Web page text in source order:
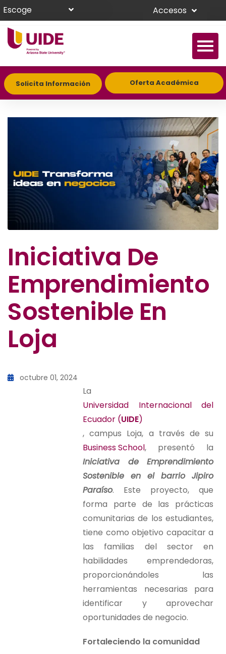
Escoge Accesos
Solicita Información Oferta Académica
Iniciativa De
Emprendimiento
Sostenible En
Loja
octubre 01, 2024
La
Universidad Internacional del
Ecuador (UIDE)
, campus Loja, a través de su
Business School, presentó la
Iniciativa de Emprendimiento
Sostenible en el barrio Jipiro
Paraíso. Este proyecto, que
forma parte de las prácticas
comunitarias de los estudiantes,
tiene como objetivo capacitar a
las familias del sector en
habilidades emprendedoras,
proporcionándoles las
herramientas necesarias para
identificar y aprovechar
oportunidades de negocio.
Fortaleciendo la comunidad